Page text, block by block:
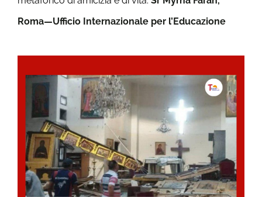
Roma—Ufficio Internazionale per l’Educazione